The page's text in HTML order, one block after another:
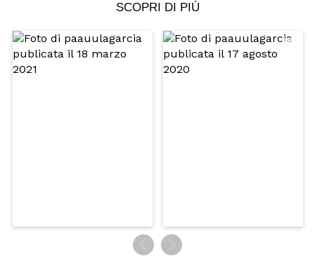
Condividi un video o una foto
Il tuo video potrebbe essere il primo. Immaginalo...
Consiglieresti questo acquisto?
SCOPRI DI PIÙ